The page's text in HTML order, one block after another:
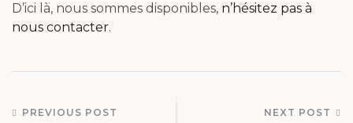
D’ici là, nous sommes disponibles, n’hésitez pas à
nous contacter.
PREVIOUS POST NEXT POST